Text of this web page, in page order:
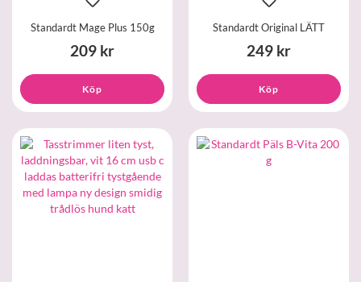
Standardt Mage Plus 150g
209 kr
Köp
Standardt Original LÄTT
249 kr
Köp